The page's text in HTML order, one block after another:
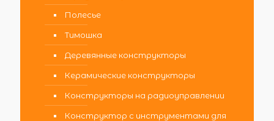
Полесье
Тимошка
Деревянные конструкторы
Керамические конструкторы
Конструкторы на радиоуправлении
Конструктор с инструментами для